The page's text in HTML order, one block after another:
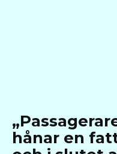
hånar en